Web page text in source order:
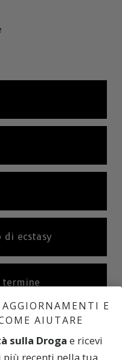
di ecstasy
E
AIUTARE
sulla Droga e ricevi
recenti nella tua